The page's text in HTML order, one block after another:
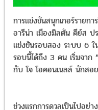
การแข่งขันสนุกเกอร์ราย
อารีน่า เมืองมิลตัน คีย์ส
แข่งขันรอบสอง ระบบ 6 ใ
รอบนี้ได้ถึง 3 คน เริ่มจาก
กับ โจ โอคอนเนลล์ นักสอ
ช่วงแรกการดวลเป็นไปอย่